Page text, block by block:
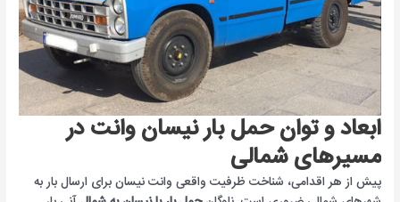
ابعاد و توان حمل بار نیسان وانت در
مسیرهای شمالی
پیش از هر اقدامی، شناخت ظرفیت واقعی وانت نیسان برای ارسال بار به